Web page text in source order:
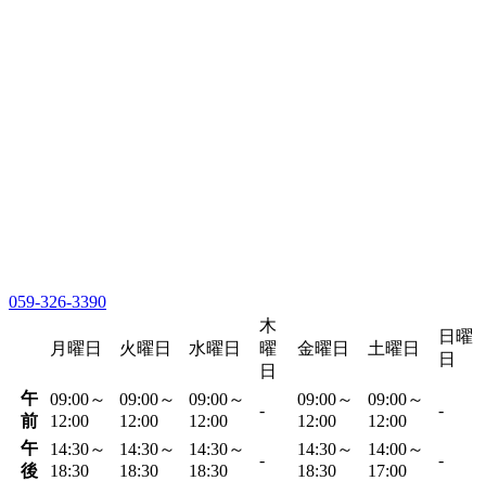
059-326-3390
月曜日 火曜日 水曜日
木
曜
日
金曜日 土曜日
日曜
日
午
前
09:00～
12:00
09:00～
12:00
09:00～
12:00
-
09:00～
12:00
09:00～
12:00
-
午
後
14:30～
18:30
14:30～
18:30
14:30～
18:30
-
14:30～
18:30
14:00～
17:00
-